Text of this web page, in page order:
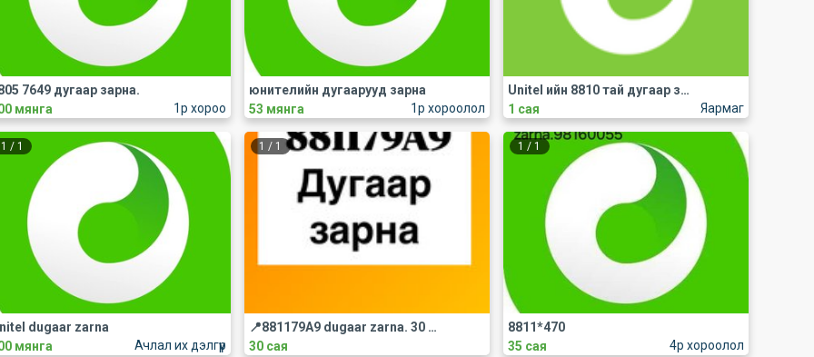
1р хороо
7649 дугаар зарна.
мянга
1р хороолол
юнителийн дугаарууд зарна
53 мянга
Яармаг
Unitel ийн 8810 тай дугаар зарна.
1 сая
1 / 1
Ачлал их дэлгүүр
dugaar zarna
мянга
1 / 1
📍881179A9 dugaar zarna. 30 say-s mash sain yrina .📞Holbogdoh dugaar:88991213
30 сая
1 /1
4р хороолол
8811*470
35 сая